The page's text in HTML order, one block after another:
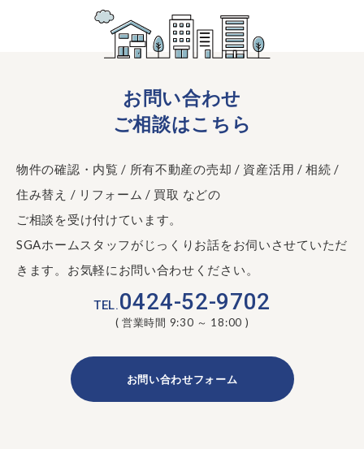
お問い合わせ
ご相談はこちら
物件の確認・内覧 / 所有不動産の売却 / 資産活用 / 相続 /
住み替え / リフォーム / 買取 などの
ご相談を受け付けています。
SGAホームスタッフがじっくりお話をお伺いさせていただ
きます。お気軽にお問い合わせください。
TEL.0424-52-9702
( 営業時間 9:30 ～ 18:00 )
お問い合わせフォーム